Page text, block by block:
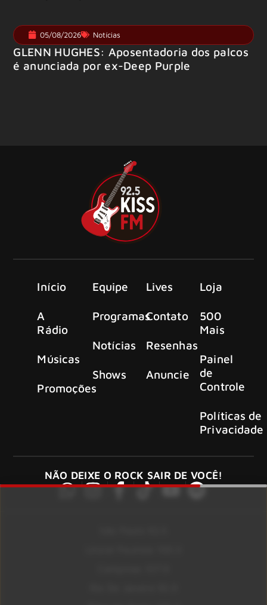
05/08/2026 Notícias
GLENN HUGHES: Aposentadoria dos palcos
é anunciada por ex-Deep Purple
Início
A
Rádio
Músicas
Promoções
Equipe
Programas
Notícias
Shows
Lives
Contato
Resenhas
Anuncie
Loja
500
Mais
Painel
de
Controle
Políticas de
Privacidade
NÃO DEIXE O ROCK SAIR DE VOCÊ!